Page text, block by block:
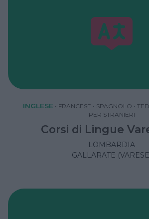
INGLESE • FRANCESE • SPAGNOLO •
PER STRANIERI
Corsi di Lingue
LOMBARDIA
GALLARATE